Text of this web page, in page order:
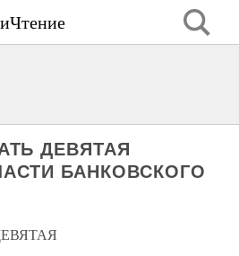
ДЕВЯТАЯ
БАНКОВСКОГО